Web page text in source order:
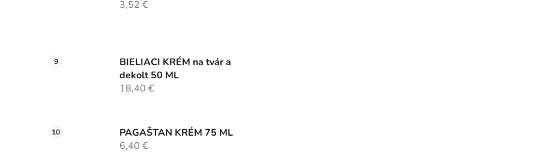
3,52 €
BIELIACI KRÉM na tvár a
dekolt 50 ML
18,40 €
PAGAŠTAN KRÉM 75 ML
6,40 €